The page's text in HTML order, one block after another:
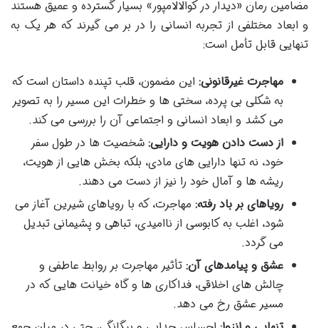
مضامین رمان «دیدار در کوالالامپور» بسیار گسترده و عمیق هستند
و ابعاد مختلفی از تجربه انسانی را در بر می گیرند که هر یک به
تنهایی قابل تأمل است:
مهاجرت غیرقانونی: این مضمون، قلب تپنده داستان است که
به شکلی بی پرده، سختی ها و خطرات این مسیر را به تصویر
می کشد و ابعاد انسانی و اجتماعی آن را بررسی می کند.
از دست دادن هویت و دارایی: شخصیت ها در طول سفر
خود، نه تنها دارایی های مادی، بلکه بخش هایی از هویت،
ریشه ها و آمال خود را نیز از دست می دهند.
رویاهای بر باد رفته: مهاجرت، که با رویاهای شیرین آغاز می
شود، اغلب به کابوسی از ناامیدی، تباهی و پشیمانی تبدیل
می گردد.
عشق و پیامدهای آن: تأثیر مهاجرت بر روابط عاطفی و
چالش های اخلاقی، فداکاری ها و گاه خیانت هایی که در
مسیر عشق رخ می دهد.